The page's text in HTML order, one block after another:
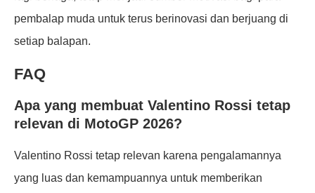
pembalap muda untuk terus berinovasi dan berjuang di
setiap balapan.
FAQ
Apa yang membuat Valentino Rossi tetap
relevan di MotoGP 2026?
Valentino Rossi tetap relevan karena pengalamannya
yang luas dan kemampuannya untuk memberikan